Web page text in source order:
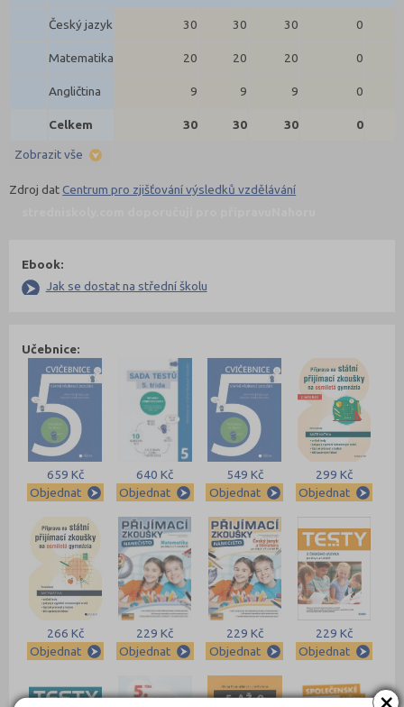
Český jazyk 30 30 30 0
Matematika 20 20 20 0
Angličtina 9 9 9 0
Celkem 30 30 30 0
Zobrazit vše
Zdroj datCentrum pro zjišťování výsledků vzdělávání
Ebook:
Jak se dostat na střední školu
Učebnice:
659 Kč
Objednat
640 Kč
Objednat
549 Kč
Objednat
299 Kč
Objednat
266 Kč
Objednat
229 Kč
Objednat
229 Kč
Objednat
229 Kč
Objednat